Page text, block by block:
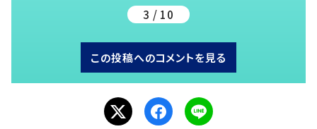
3 / 10
この投稿へのコメントを見る